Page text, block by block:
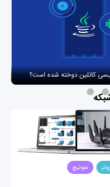
کاتلین دوخته شده است؟
روتر سوئیچ